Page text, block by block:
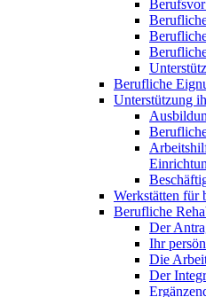
Berufliche
Unterstützung
Werkstätten für
Berufliche
Der
Ihr
Die
Der